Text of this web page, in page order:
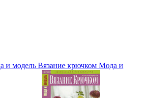
и модель Вязание крючком Мода и